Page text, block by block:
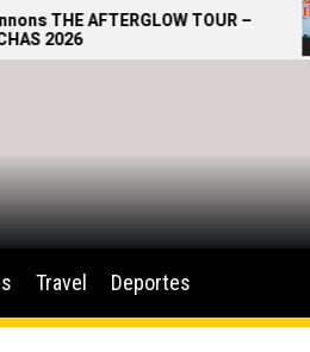
AFTERGLOW TOUR –
Travel Deportes